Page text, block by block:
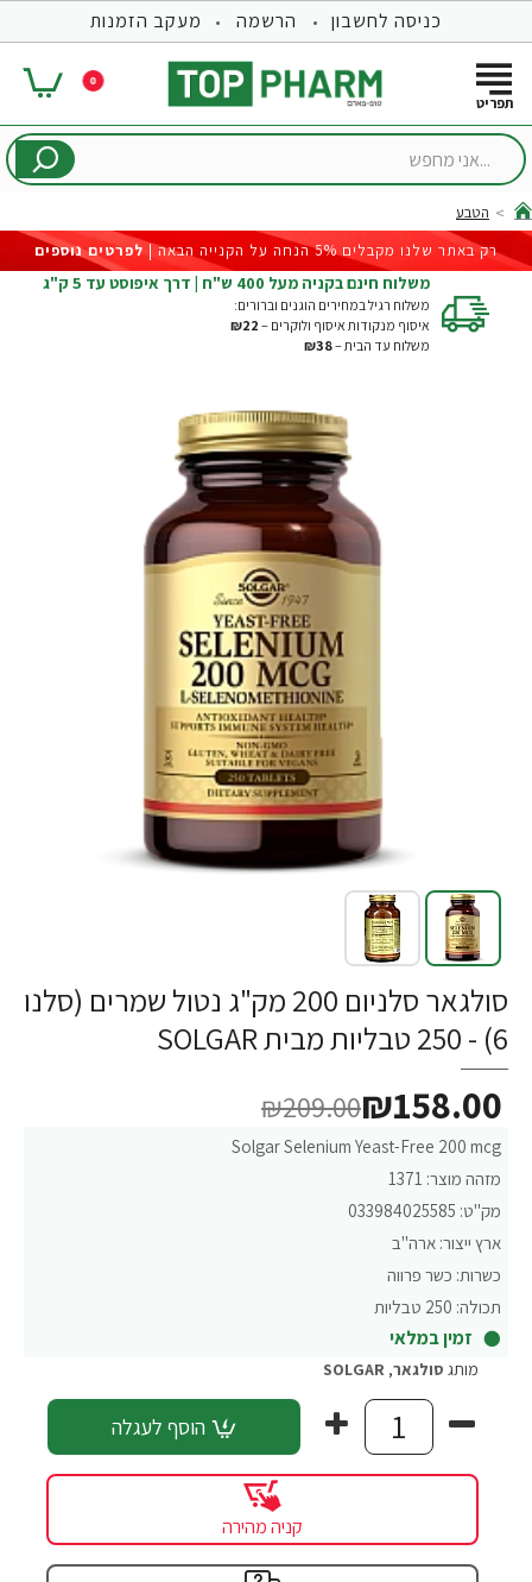
כניסה לחשבון הרשמה מעקב הזמנות
0
...אני
home
הטבע
רק באתר שלנו מקבלים 5% הנחה על הקנייה הבאה |
לפרטים נוספים
משלוח חינם בקניה מעל 400 ש"ח | דרך איפוסט עד 5 ק"ג
משלוח רגיל במחירים הוגנים וברורים:
איסוף מנקודות איסוף ולוקרים – ₪22
משלוח עד הבית –₪38
סולגאר סלניום 200 מק"ג נטול שמרים (סלנו
6) - 250 טבליות מבית SOLGAR
Solgar Selenium Yeast-Free 200 mcg
מזהה מוצר: 1371
מק"ט: 033984025585
ארץ ייצור: ארה"ב
כשרות: כשר פרווה
תכולה: 250 טבליות
זמין במלאי
₪158.00
₪209.00
מותג סולגאר,
SOLGAR
הוסף לעגלה
קניה מהירה